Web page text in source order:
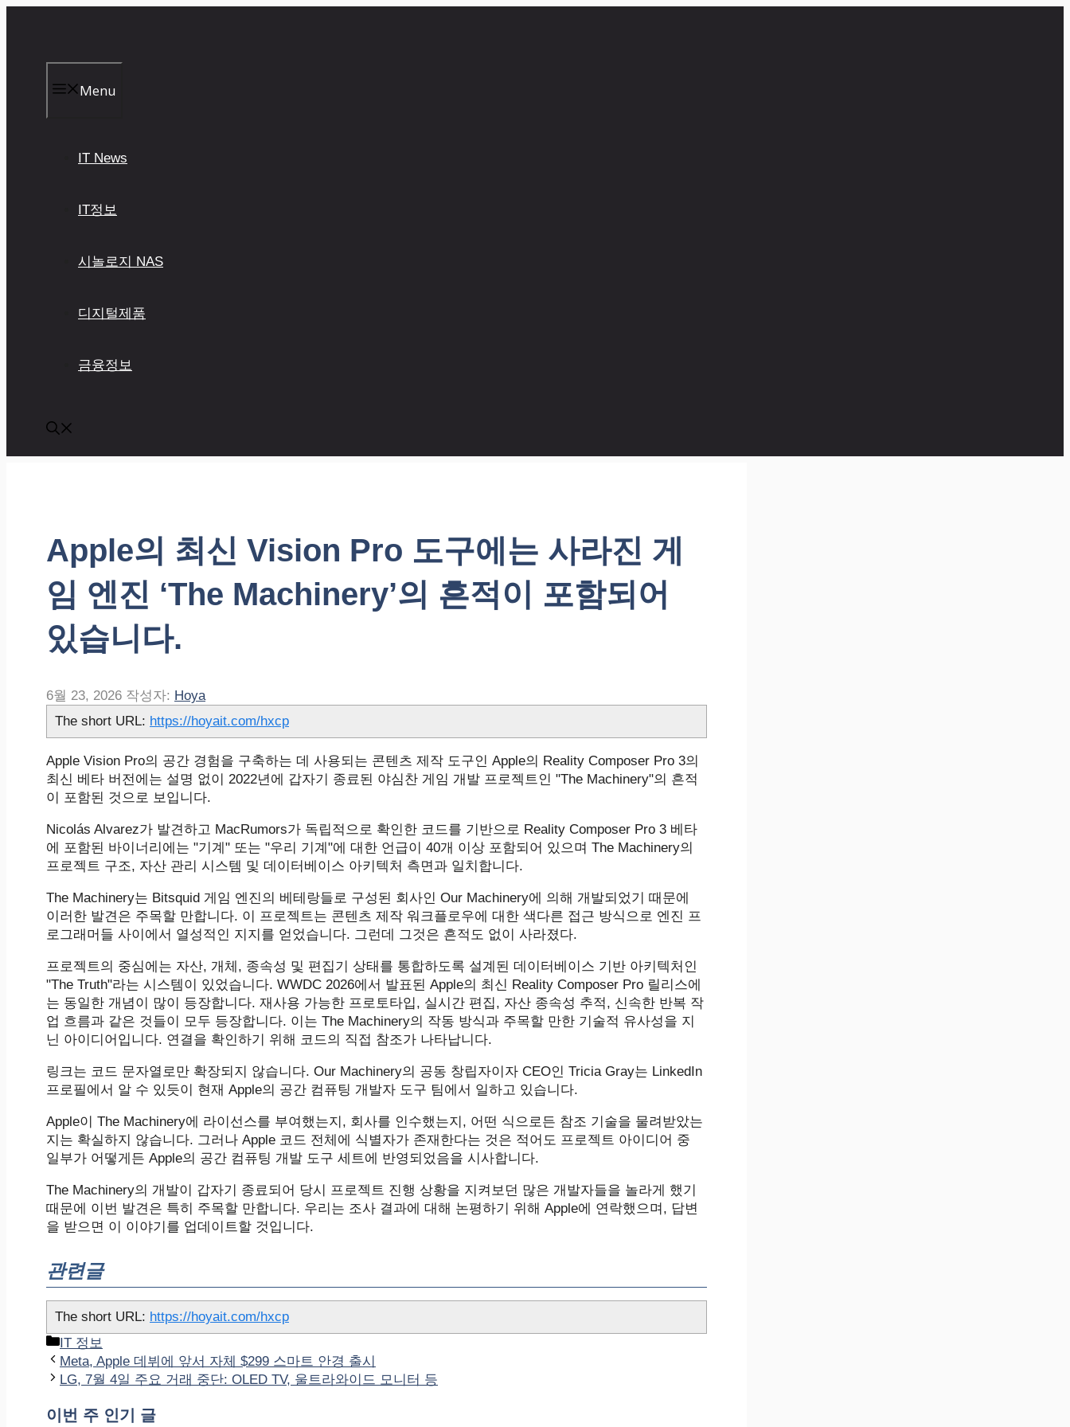
Menu
IT News
IT정보
시놀로지 NAS
디지털제품
금융정보
Apple의 최신 Vision Pro 도구에는 사라진 게
임 엔진 ‘The Machinery’의 흔적이 포함되어
있습니다.
6월 23, 2026 작성자: Hoya
The short URL: https://hoyait.com/hxcp
Apple Vision Pro의 공간 경험을 구축하는 데 사용되는 콘텐츠 제작 도구인 Apple의 Reality Composer Pro 3의
최신 베타 버전에는 설명 없이 2022년에 갑자기 종료된 야심찬 게임 개발 프로젝트인 "The Machinery"의 흔적
이 포함된 것으로 보입니다.
Nicolás Alvarez가 발견하고 MacRumors가 독립적으로 확인한 코드를 기반으로 Reality Composer Pro 3 베타
에 포함된 바이너리에는 "기계" 또는 "우리 기계"에 대한 언급이 40개 이상 포함되어 있으며 The Machinery의
프로젝트 구조, 자산 관리 시스템 및 데이터베이스 아키텍처 측면과 일치합니다.
The Machinery는 Bitsquid 게임 엔진의 베테랑들로 구성된 회사인 Our Machinery에 의해 개발되었기 때문에
이러한 발견은 주목할 만합니다. 이 프로젝트는 콘텐츠 제작 워크플로우에 대한 색다른 접근 방식으로 엔진 프
로그래머들 사이에서 열성적인 지지를 얻었습니다. 그런데 그것은 흔적도 없이 사라졌다.
프로젝트의 중심에는 자산, 개체, 종속성 및 편집기 상태를 통합하도록 설계된 데이터베이스 기반 아키텍처인
"The Truth"라는 시스템이 있었습니다. WWDC 2026에서 발표된 Apple의 최신 Reality Composer Pro 릴리스에
는 동일한 개념이 많이 등장합니다. 재사용 가능한 프로토타입, 실시간 편집, 자산 종속성 추적, 신속한 반복 작
업 흐름과 같은 것들이 모두 등장합니다. 이는 The Machinery의 작동 방식과 주목할 만한 기술적 유사성을 지
닌 아이디어입니다. 연결을 확인하기 위해 코드의 직접 참조가 나타납니다.
링크는 코드 문자열로만 확장되지 않습니다. Our Machinery의 공동 창립자이자 CEO인 Tricia Gray는 LinkedIn
프로필에서 알 수 있듯이 현재 Apple의 공간 컴퓨팅 개발자 도구 팀에서 일하고 있습니다.
Apple이 The Machinery에 라이선스를 부여했는지, 회사를 인수했는지, 어떤 식으로든 참조 기술을 물려받았는
지는 확실하지 않습니다. 그러나 Apple 코드 전체에 식별자가 존재한다는 것은 적어도 프로젝트 아이디어 중
일부가 어떻게든 Apple의 공간 컴퓨팅 개발 도구 세트에 반영되었음을 시사합니다.
The Machinery의 개발이 갑자기 종료되어 당시 프로젝트 진행 상황을 지켜보던 많은 개발자들을 놀라게 했기
때문에 이번 발견은 특히 주목할 만합니다. 우리는 조사 결과에 대해 논평하기 위해 Apple에 연락했으며, 답변
을 받으면 이 이야기를 업데이트할 것입니다.
관련글
The short URL: https://hoyait.com/hxcp
카
테
고
IT 정보
Meta, Apple 데뷔에 앞서 자체 $299 스마트 안경 출시
LG, 7월 4일 주요 거래 중단: OLED TV, 울트라와이드 모니터 등
이번 주 인기 글